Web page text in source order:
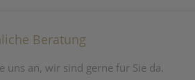
Beratung
uns an, wir sind gerne für Sie da.